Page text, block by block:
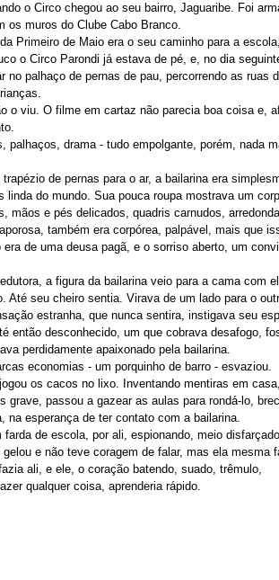
o Circo chegou ao seu bairro, Jaguaribe. Foi
os muros do Clube Cabo Branco.
Primeiro de Maio era o seu caminho para a
o Circo Parondi já estava de pé, e, no dia
palhaço de pernas de pau, percorrendo as ruas
o viu. O filme em cartaz não parecia boa coisa e,
drama - tudo empolgante, porém, nada
de pernas para o ar, a bailarina era
do mundo. Sua pouca roupa mostrava um
e pés delicados, quadris carnudos,
também era corpórea, palpável, mais que
de uma deusa pagã, e o sorriso aberto, um
a figura da bailarina veio para a cama com
Até seu cheiro sentia. Virava de um lado para o
estranha, que nunca sentira, instigava seu
então desconhecido, um que cobrava desafogo,
perdidamente apaixonado pela bailarina.
economias - um porquinho de barro - esvaziou.
os cacos no lixo. Inventando mentiras em
passou a gazear as aulas para rondá-lo,
esperança de ter contato com a bailarina.
de escola, por ali, espionando, meio
e não teve coragem de falar, mas ela mesma
ali, e ele, o coração batendo, suado, trêmulo,
qualquer coisa, aprenderia rápido.